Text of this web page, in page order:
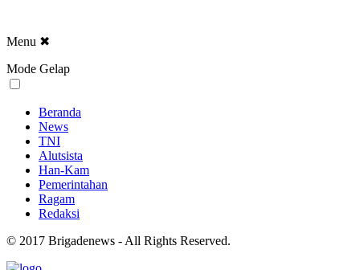
Menu ✖
Mode Gelap
Beranda
News
TNI
Alutsista
Han-Kam
Pemerintahan
Ragam
Redaksi
© 2017 Brigadenews - All Rights Reserved.